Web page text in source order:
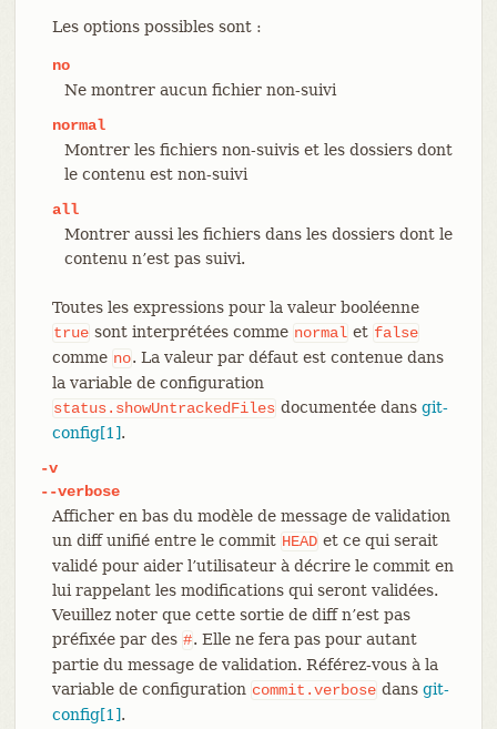
Les options possibles sont :
no
Ne montrer aucun fichier non-suivi
normal
Montrer les fichiers non-suivis et les dossiers dont
le contenu est non-suivi
all
Montrer aussi les fichiers dans les dossiers dont le
contenu n’est pas suivi.
Toutes les expressions pour la valeur booléenne
true sont interprétées comme normal et false
comme no. La valeur par défaut est contenue dans
la variable de configuration
status.showUntrackedFiles documentée dans git-
config[1].
-v
--verbose
Afficher en bas du modèle de message de validation
un diff unifié entre le commit HEAD et ce qui serait
validé pour aider l’utilisateur à décrire le commit en
lui rappelant les modifications qui seront validées.
Veuillez noter que cette sortie de diff n’est pas
préfixée par des #. Elle ne fera pas pour autant
partie du message de validation. Référez-vous à la
variable de configuration commit.verbose dans git-
config[1].